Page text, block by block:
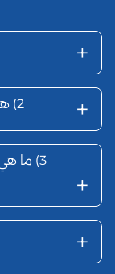
+
2) +
3) ما
+
+